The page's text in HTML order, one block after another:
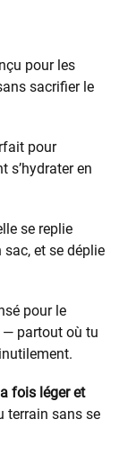
pour les
sacrifier le
pour
s’hydrater en
se replie
et se déplie
pour le
— partout où tu
fois léger et
terrain sans se